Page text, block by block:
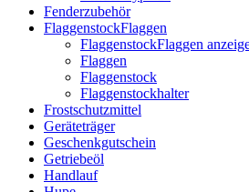
Fenderzubehör
FlaggenstockFlaggen
FlaggenstockFlaggen
Flaggen
Flaggenstock
Flaggenstockhalter
Frostschutzmittel
Geräteträger
Geschenkgutschein
Getriebeöl
Handlauf